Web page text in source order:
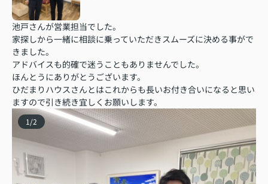
池戸さんが営業担当でした。
家探しから一緒に相談に乗っていただきスムーズに決める事がで
きました。
アドバイスも的確で迷うこともありませんでした。
ほんとうにありがとうございます。
ひだまりハウスさんとはこれからも長いお付き合いになると思い
ますので引き続き宜しくお願いします。
1 /2